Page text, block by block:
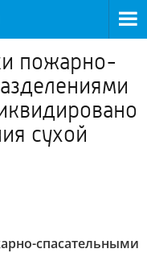
пожарно-
сухой